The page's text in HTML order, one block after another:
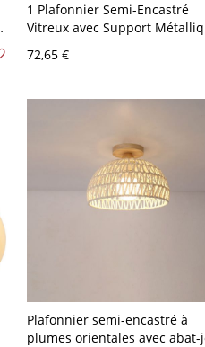
1 Plafonnier Semi-Encastré
Vitreux avec Support
LED/Incandescent/Fluorescent,
72,65 €
Plafonnier semi-encastré à
plumes orientales avec abat-